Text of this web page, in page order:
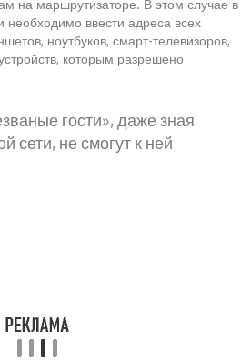
на маршрутизаторе. В этом случае в
необходимо ввести адреса всех
ноутбуков, смарт-телевизоров,
которым разрешено
гости», даже зная
сети, не смогут к ней